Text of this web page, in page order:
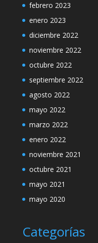
febrero 2023
enero 2023
diciembre 2022
noviembre 2022
octubre 2022
septiembre 2022
agosto 2022
mayo 2022
marzo 2022
enero 2022
noviembre 2021
octubre 2021
mayo 2021
mayo 2020
Categorías